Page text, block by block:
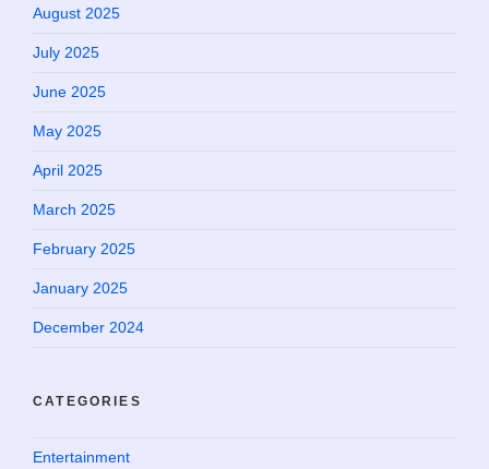
August 2025
July 2025
June 2025
May 2025
April 2025
March 2025
February 2025
January 2025
December 2024
CATEGORIES
Entertainment